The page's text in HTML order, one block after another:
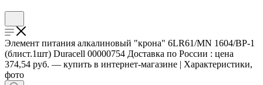
Элемент питания алкалиновый "крона" 6LR61/MN 1604/ВР-1
(блист.1шт) Duracell 00000754 Доставка по России : цена
374,54 руб. — купить в интернет-магазине | Характеристики,
фото